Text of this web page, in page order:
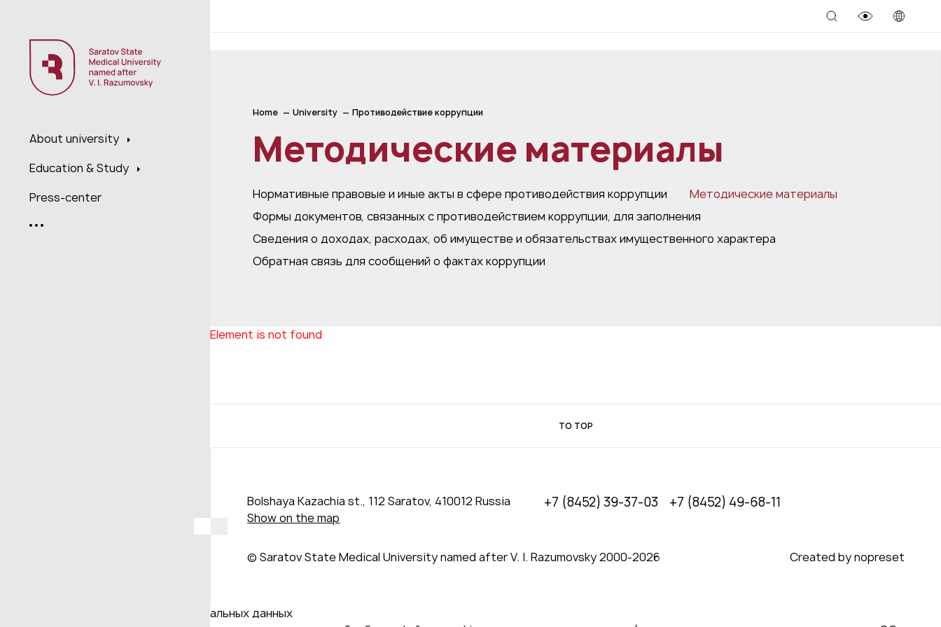
About university
Education & Study
Press-center
Home University Противодействие коррупции
Методические материалы
Нормативные правовые и иные акты в сфере противодействия коррупции
Методические материалы
Формы документов, связанных с противодействием коррупции, для заполнения
Сведения о доходах, расходах, об имуществе и обязательствах имущественного характера
Обратная связь для сообщений о фактах коррупции
Element is not found
TO TOP
Bolshaya Kazachia st., 112 Saratov, 410012 Russia
Show on the map
+7 (8452) 39-37-03 +7 (8452) 49-68-11
© Saratov State Medical University named after V. I. Razumovsky 2000‑2026 Created by nopreset
Даю согласие на обработку персональных данных